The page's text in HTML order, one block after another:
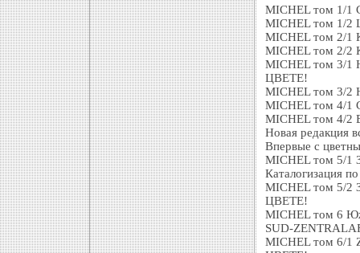
MICHEL том 1/1
MICHEL том 1/2
MICHEL том 2/1
MICHEL том 2/2
MICHEL том 3/1
ЦВЕТЕ!
MICHEL том 3/2
MICHEL том 4/1
MICHEL том 4/2
Новая редакция
Впервые с
MICHEL том 5/1
Каталогизация
MICHEL том 5/2
ЦВЕТЕ!
MICHEL том 6
SUD-
MICHEL том 6/1